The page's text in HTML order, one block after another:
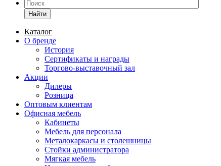
Найти
Каталог
О бренде
История
Сертификаты и награды
Торгово-выставочный зал
Акции
Дилеры
Розница
Оптовым клиентам
Офисная мебель
Кабинеты
Мебель для персонала
Металокаркасы и столешницы
Стойки администратора
Мягкая мебель